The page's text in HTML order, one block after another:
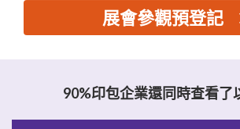
展會參觀預登記
90%印包企業還同時查看了